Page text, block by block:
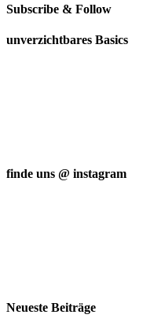
Subscribe & Follow
unverzichtbares Basics
finde uns @ instagram
Neueste Beiträge